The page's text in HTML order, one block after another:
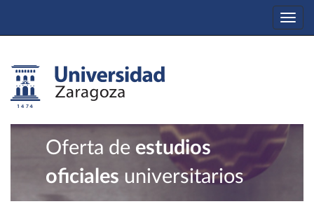
Oferta de estudios
oficiales universitarios